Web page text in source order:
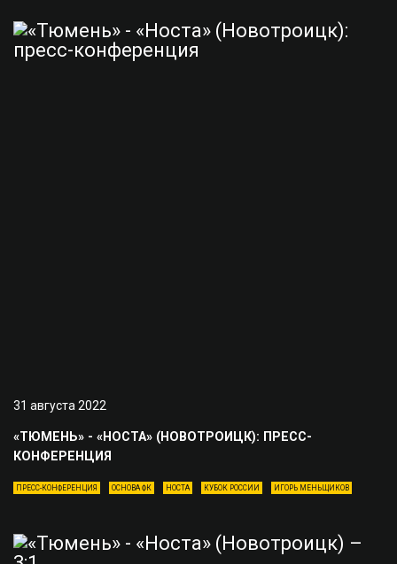
31 августа 2022
«ТЮМЕНЬ» - «НОСТА» (НОВОТРОИЦК): ПРЕСС-
КОНФЕРЕНЦИЯ
ПРЕСС-КОНФЕРЕНЦИЯ ОСНОВА ФК НОСТА КУБОК РОССИИ ИГОРЬ МЕНЬЩИКОВ